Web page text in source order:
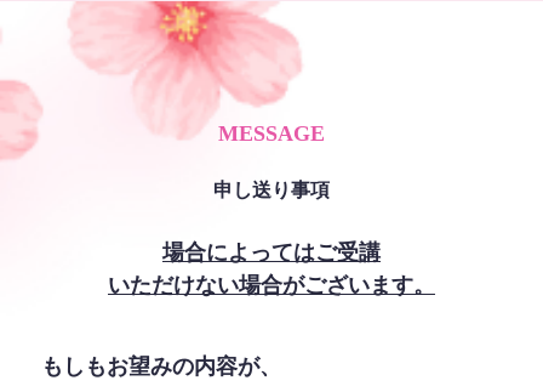
MESSAGE
申し送り事項
場合によってはご受講
いただけない場合がございます。
もしもお望みの内容が、